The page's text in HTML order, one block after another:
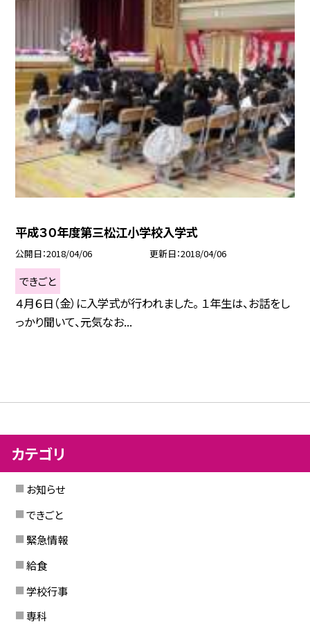
平成３０年度第三松江小学校入学式
公開日 2018/04/06 更新日 2018/04/06
できごと
４月６日（金）に入学式が行われました。 １年生は、お話をし
っかり聞いて、元気なお...
カテゴリ
お知らせ
できごと
緊急情報
給食
学校行事
専科